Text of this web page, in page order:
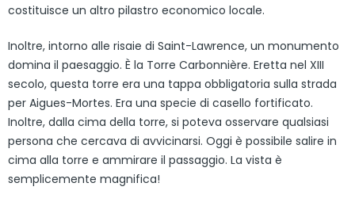
costituisce un altro pilastro economico locale.
Inoltre, intorno alle risaie di Saint-Lawrence, un monumento
domina il paesaggio. È la Torre Carbonnière. Eretta nel XIII
secolo, questa torre era una tappa obbligatoria sulla strada
per Aigues-Mortes. Era una specie di casello fortificato.
Inoltre, dalla cima della torre, si poteva osservare qualsiasi
persona che cercava di avvicinarsi. Oggi è possibile salire in
cima alla torre e ammirare il passaggio. La vista è
semplicemente magnifica!